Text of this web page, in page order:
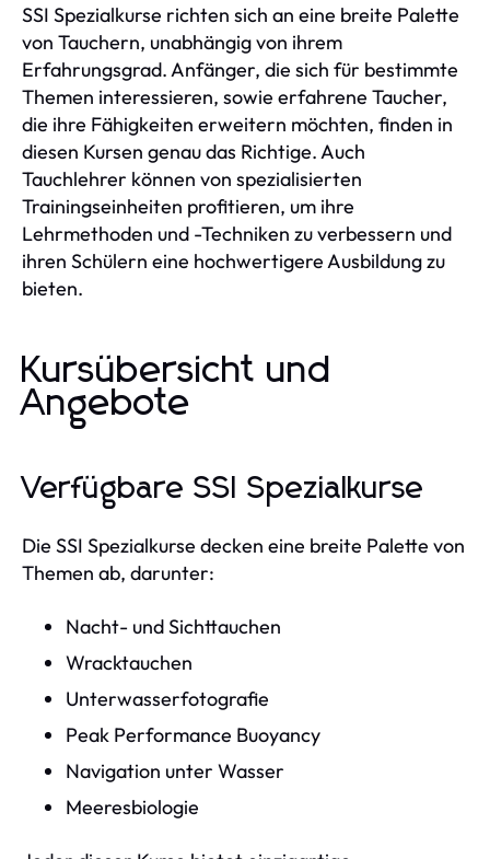
SSI Spezialkurse richten sich an eine breite Palette
von Tauchern, unabhängig von ihrem
Erfahrungsgrad. Anfänger, die sich für bestimmte
Themen interessieren, sowie erfahrene Taucher,
die ihre Fähigkeiten erweitern möchten, finden in
diesen Kursen genau das Richtige. Auch
Tauchlehrer können von spezialisierten
Trainingseinheiten profitieren, um ihre
Lehrmethoden und -Techniken zu verbessern und
ihren Schülern eine hochwertigere Ausbildung zu
bieten.
Kursübersicht und
Angebote
Verfügbare SSI Spezialkurse
Die SSI Spezialkurse decken eine breite Palette von
Themen ab, darunter:
Nacht- und Sichttauchen
Wracktauchen
Unterwasserfotografie
Peak Performance Buoyancy
Navigation unter Wasser
Meeresbiologie